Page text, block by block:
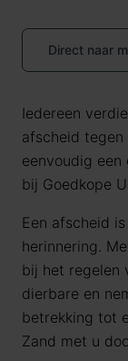
Direct naar
Iedereen
afscheid tegen
eenvoudig een
bij Goedkope
Een afscheid
herinnering.
bij het regelen
dierbare en
betrekking tot
Zand met u